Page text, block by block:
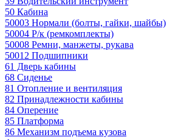
50 Кабина
50003 Нормали (болты, гайки, шайбы)
50004 Р/к (ремкомплекты)
50008 Ремни, манжеты, рукава
50012 Подшипники
61 Дверь кабины
68 Сиденье
81 Отопление и вентиляция
82 Принадлежности кабины
84 Оперение
85 Платформа
86 Механизм подъема кузова